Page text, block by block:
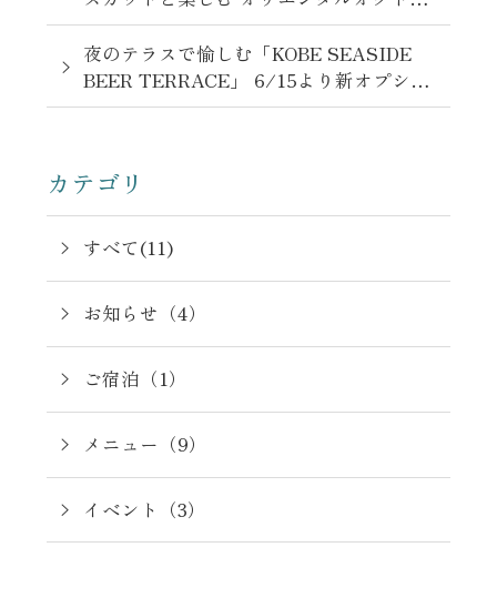
バーフェスト」を開催 9月1日-11月3日
夜のテラスで愉しむ「KOBE SEASIDE
BEER TERRACE」 6/15より新オプショ
ンプラン提供開始！
カテゴリ
すべて(11)
お知らせ（4）
ご宿泊（1）
メニュー（9）
イベント（3）